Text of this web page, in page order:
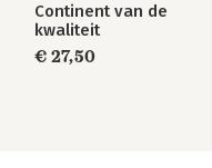
Continent van de
kwaliteit
€ 27,50